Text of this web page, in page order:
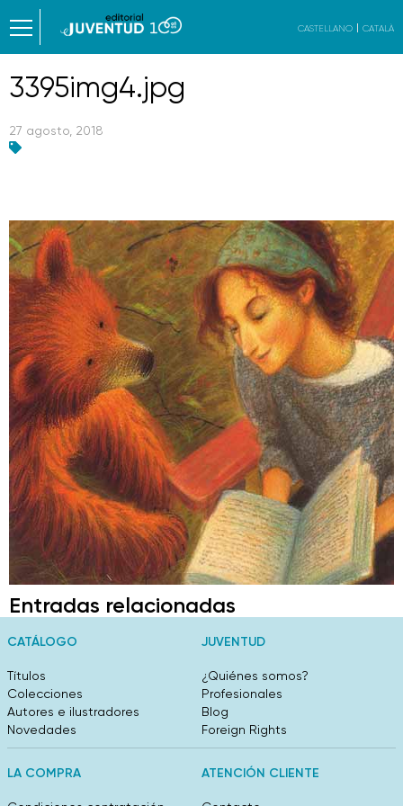
CASTELLANO CATALÀ
3395img4.jpg
27 agosto, 2018
Entradas relacionadas
CATÁLOGO
Títulos
Colecciones
Autores e ilustradores
Novedades
JUVENTUD
¿Quiénes somos?
Profesionales
Blog
Foreign Rights
LA COMPRA ATENCIÓN CLIENTE